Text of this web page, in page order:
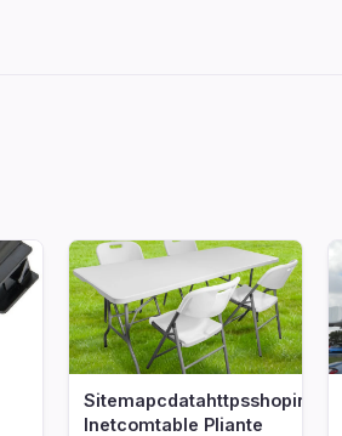
Sitemapcdatahttpsshopinf
Inetcomtable Pliante